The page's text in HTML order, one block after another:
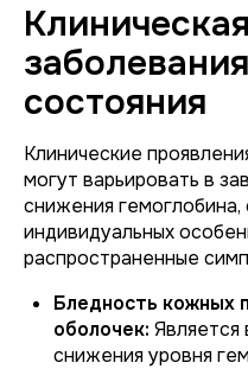
состояния
Клинические
могут варьировать в
снижения гемоглобина,
индивидуальных
распространенные
Бледность кожных
оболочек: Является
снижения уровня